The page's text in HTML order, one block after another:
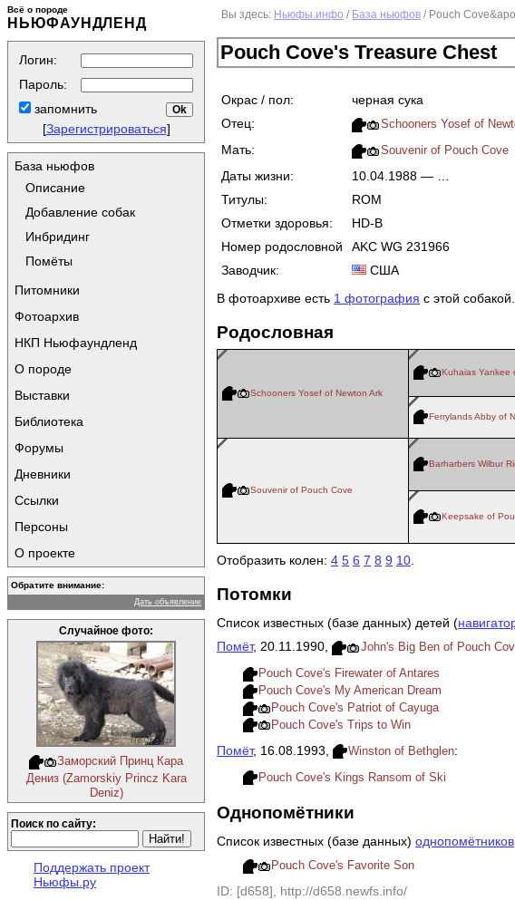
Всё о породе
НЬЮФАУНДЛЕНД
Логин:
Пароль:
запомнить
[Зарегистрироваться]
База ньюфов
Описание
Добавление собак
Инбридинг
Помёты
Питомники
Фотоархив
НКП Ньюфаундленд
О породе
Выставки
Библиотека
Форумы
Дневники
Ссылки
Персоны
О проекте
Обратите внимание:
Дать объявление
Случайное фото:
Заморский Принц Кара
Дениз (Zamorskiy Princz Kara
Deniz)
Поиск по сайту:
Поддержать проект
Ньюфы.ру
Вы здесь: Ньюфы.инфо / База ньюфов / Pouch
Pouch Cove's Treasure Chest
Окрас / пол:
черная сука
Отец:
Schooners Yosef of
Мать: Souvenir of Pouch Cove
Даты жизни:
10.04.1988 — …
Титулы:
ROM
Отметки здоровья:
HD-B
Номер родословной
AKC WG 231966
Заводчик:
США
В фотоархиве есть 1 фотография с этой собакой.
Родословная
Schooners Yosef of Newton Ark
Kuhaias Yankee
Ferrylands Abby of
Souvenir of Pouch Cove
Barharbers Wilbur
Keepsake of
Отобразить колен: 4 5 6 7 8 9 10.
Потомки
Список известных (базе данных) детей (
Помёт, 20.11.1990, John's Big Ben of Pouch
Pouch Cove's Firewater of Antares
Pouch Cove's My American Dream
Pouch Cove's Patriot of Cayuga
Pouch Cove's Trips to Win
Помёт, 16.08.1993, Winston of Bethglen:
Pouch Cove's Kings Ransom of Ski
Однопомётники
Список известных (базе данных) однопомётников
Pouch Cove's Favorite Son
ID: [d658], http://d658.newfs.info/